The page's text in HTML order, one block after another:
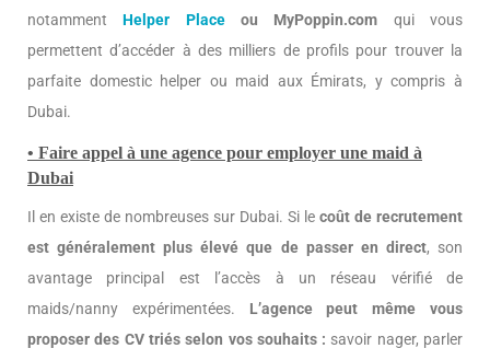
notammentHelper Placeou MyPoppin.com qui vous
permettent d’accéder à des milliers de profils pour trouver la
parfaite domestic helper ou maid aux Émirats, y compris à
Dubai.
• Faire appel à une agence pour employer une maid à
Dubai
Il en existe de nombreuses sur Dubai. Si le coût de recrutement
est généralement plus élevé que de passer en direct, son
avantage principal est l’accès à un réseau vérifié de
maids/nanny expérimentées. L’agence peut même vous
proposer des CV triés selon vos souhaits : savoir nager, parler